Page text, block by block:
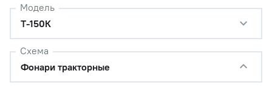
Модель
Т-150К
Схема
Фонари тракторные